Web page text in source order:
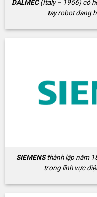
DALMEC(Italy – 1956) có
tay robot đang
SIEMENSthành lập năm
trong lĩnh vực